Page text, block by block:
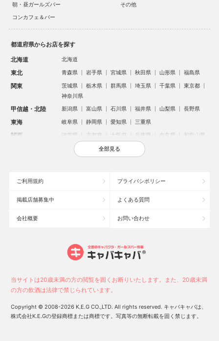
朝・昼ガールズバー
その他
コンカフェ＆バー
都道府県からお店を探す
北海道 北海道
東北 青森県 岩手県 宮城県 秋田県 山形県 福島県
関東 茨城県 栃木県 群馬県 埼玉県 千葉県
東京都
神奈川県
甲信越・北陸 新潟県 富山県 石川県 福井県 山梨県 長野県
東海 岐阜県 静岡県 愛知県 三重県
関西 滋賀県 京都府 大阪府 兵庫県 奈良県 和歌山県
鳥取県 島根県 岡山県 広島県
沖縄県
大宮のキャバクラ
六本木のキャバクラ
池袋駅（西口）のキャバクラ
長野市のキャバクラ
宇都宮市のキャバクラ
全部見る
ご利用規約 プライバシポリシー
掲載店舗募集中 よくある質問
会社概要 お問い合わせ
当サイトは20歳未満の方の閲覧を固くお断りいたします。また、20歳未満
の方の飲酒は法律で禁じられています。
Copyright © 2008-2026 K.E.G CO.,LTD. All rights reserved. キャバキャバは、
株式会社K.E.Gの登録商標または商標です。写真等の無断転載を固く禁じます。